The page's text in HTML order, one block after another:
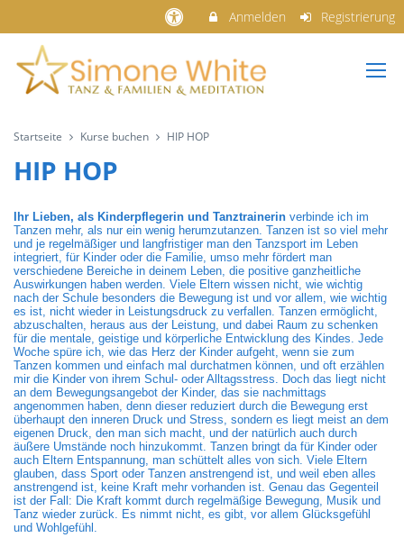
Anmelden Registrierung
Startseite Kurse buchen HIP HOP
HIP HOP
Ihr Lieben, als Kinderpflegerin und Tanztrainerin verbinde ich im
Tanzen mehr, als nur ein wenig herumzutanzen. Tanzen ist so viel mehr
und je regelmäßiger und langfristiger man den Tanzsport im Leben
integriert, für Kinder oder die Familie, umso mehr fördert man
verschiedene Bereiche in deinem Leben, die positive ganzheitliche
Auswirkungen haben werden. Viele Eltern wissen nicht, wie wichtig
nach der Schule besonders die Bewegung ist und vor allem, wie wichtig
es ist, nicht wieder in Leistungsdruck zu verfallen. Tanzen ermöglicht,
abzuschalten, heraus aus der Leistung, und dabei Raum zu schenken
für die mentale, geistige und körperliche Entwicklung des Kindes. Jede
Woche spüre ich, wie das Herz der Kinder aufgeht, wenn sie zum
Tanzen kommen und einfach mal durchatmen können, und oft erzählen
mir die Kinder von ihrem Schul- oder Alltagsstress. Doch das liegt nicht
an dem Bewegungsangebot der Kinder, das sie nachmittags
angenommen haben, denn dieser reduziert durch die Bewegung erst
überhaupt den inneren Druck und Stress, sondern es liegt meist an dem
eigenen Druck, den man sich macht, und der natürlich auch durch
äußere Umstände noch hinzukommt. Tanzen bringt da für Kinder oder
auch Eltern Entspannung, man schüttelt alles von sich. Viele Eltern
glauben, dass Sport oder Tanzen anstrengend ist, und weil eben alles
anstrengend ist, keine Kraft mehr vorhanden ist. Genau das Gegenteil
ist der Fall: Die Kraft kommt durch regelmäßige Bewegung, Musik und
Tanz wieder zurück. Es nimmt nicht, es gibt, vor allem Glücksgefühl
und Wohlgefühl.